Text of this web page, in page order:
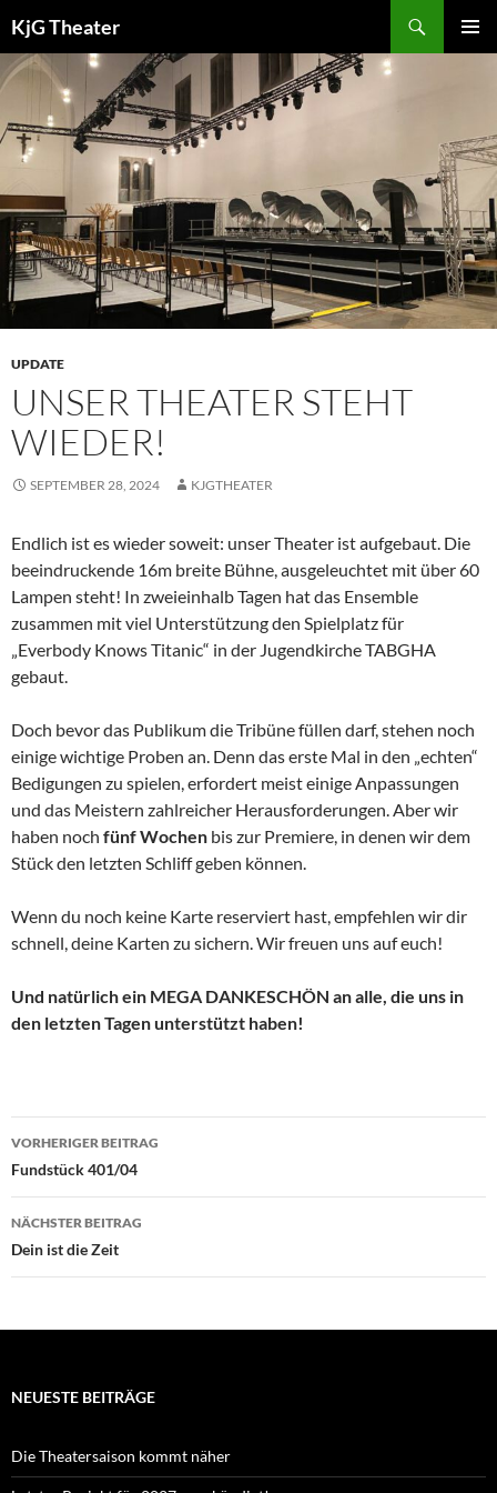
Inhalt
springen
KjG Theater
UPDATE
UNSER THEATER STEHT
WIEDER!
SEPTEMBER 28, 2024 KJGTHEATER
Endlich ist es wieder soweit: unser Theater ist aufgebaut. Die
beeindruckende 16m breite Bühne, ausgeleuchtet mit über 60
Lampen steht! In zweieinhalb Tagen hat das Ensemble
zusammen mit viel Unterstützung den Spielplatz für
„Everbody Knows Titanic“ in der Jugendkirche TABGHA
gebaut.
Doch bevor das Publikum die Tribüne füllen darf, stehen noch
einige wichtige Proben an. Denn das erste Mal in den „echten“
Bedigungen zu spielen, erfordert meist einige Anpassungen
und das Meistern zahlreicher Herausforderungen. Aber wir
haben noch fünf Wochen bis zur Premiere, in denen wir dem
Stück den letzten Schliff geben können.
Wenn du noch keine Karte reserviert hast, empfehlen wir dir
schnell, deine Karten zu sichern. Wir freuen uns auf euch!
Und natürlich ein MEGA DANKESCHÖN an alle, die uns in
den letzten Tagen unterstützt haben!
Beitragsnavigation
VORHERIGER BEITRAG
Fundstück 401/04
NÄCHSTER BEITRAG
Dein ist die Zeit
NEUESTE BEITRÄGE
Die Theatersaison kommt näher